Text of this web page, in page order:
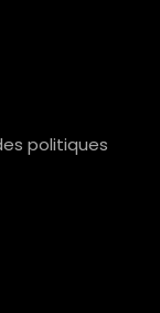
politiques